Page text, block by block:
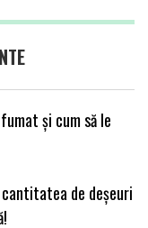
și cum să le
de deșeuri